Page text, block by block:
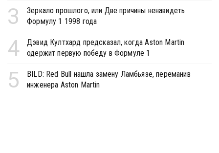
3
Зеркало прошлого, или Две причины ненавидеть
Формулу 1 1998 года
4
Дэвид Култхард предсказал, когда Aston Martin
одержит первую победу в Формуле 1
5
BILD: Red Bull нашла замену Ламбьязе, переманив
инженера Aston Martin